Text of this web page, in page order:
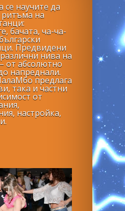
се научите да
ритъма на
бачата, ча-ча-
Предвидени
нива на
от абсолютно
напреднали.
предлага
така и частни
от
настройка,